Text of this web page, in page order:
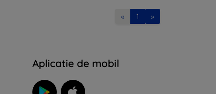
« 1 »
Aplicatie de mobil